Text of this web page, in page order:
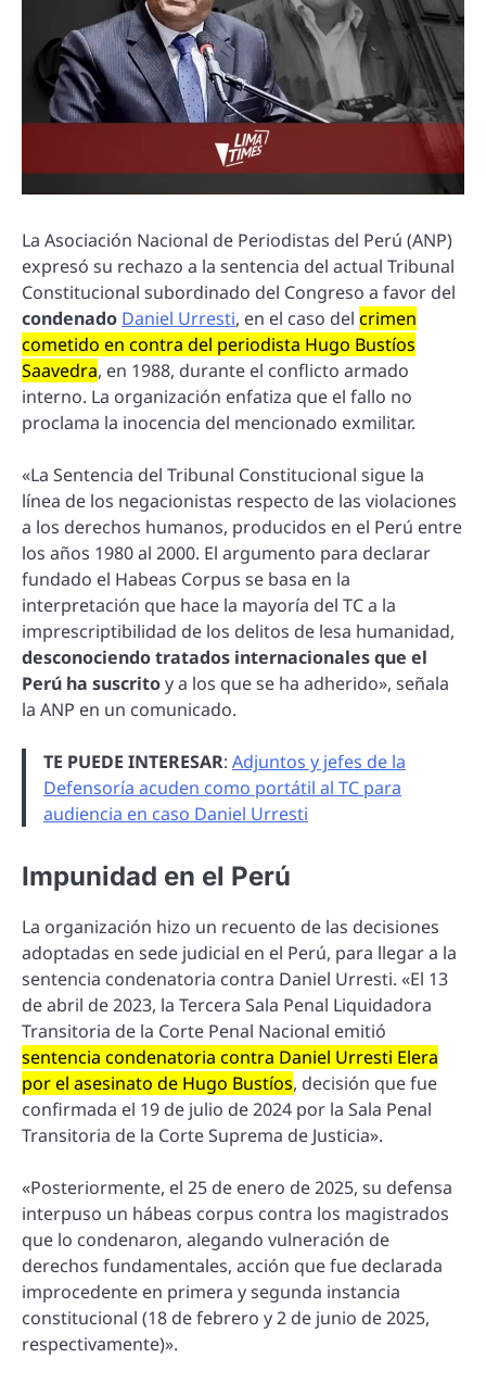
La Asociación Nacional de Periodistas del Perú (ANP)
expresó su rechazo a la sentencia del actual Tribunal
Constitucional subordinado del Congreso a favor del
condenado Daniel Urresti, en el caso del crimen
cometido en contra del periodista Hugo Bustíos
Saavedra, en 1988, durante el conflicto armado
interno. La organización enfatiza que el fallo no
proclama la inocencia del mencionado exmilitar.
«La Sentencia del Tribunal Constitucional sigue la
línea de los negacionistas respecto de las violaciones
a los derechos humanos, producidos en el Perú entre
los años 1980 al 2000. El argumento para declarar
fundado el Habeas Corpus se basa en la
interpretación que hace la mayoría del TC a la
imprescriptibilidad de los delitos de lesa humanidad,
desconociendo tratados internacionales que el
Perú ha suscritoy a los que se ha adherido», señala
la ANP en un comunicado.
TE PUEDE INTERESAR: Adjuntos y jefes de la
Defensoría acuden como portátil al TC para
audiencia en caso Daniel Urresti
Impunidad en el Perú
La organización hizo un recuento de las decisiones
adoptadas en sede judicial en el Perú, para llegar a la
sentencia condenatoria contra Daniel Urresti. «El 13
de abril de 2023, la Tercera Sala Penal Liquidadora
Transitoria de la Corte Penal Nacional emitió
sentencia condenatoria contra Daniel Urresti Elera
por el asesinato de Hugo Bustíos, decisión que fue
confirmada el 19 de julio de 2024 por la Sala Penal
Transitoria de la Corte Suprema de Justicia».
«Posteriormente, el 25 de enero de 2025, su defensa
interpuso un hábeas corpus contra los magistrados
que lo condenaron, alegando vulneración de
derechos fundamentales, acción que fue declarada
improcedente en primera y segunda instancia
constitucional (18 de febrero y 2 de junio de 2025,
respectivamente)».